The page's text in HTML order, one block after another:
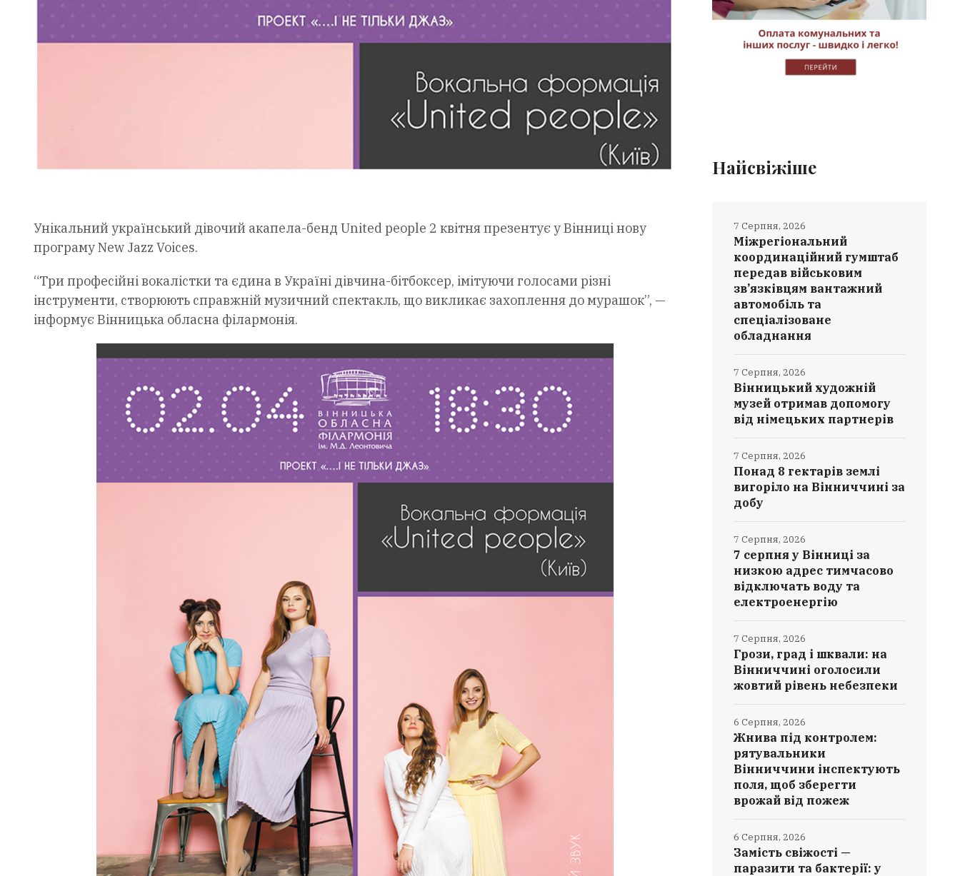
Унікальний український дівочий акапела-бенд United people 2 квітня презентує у Вінниці нову
програму New Jazz Voices.
“Три професійні вокалістки та єдина в Україні дівчина-бітбоксер, імітуючи голосами різні
інструменти, створюють справжній музичний спектакль, що викликає захоплення до мурашок”, —
інформує Вінницька обласна філармонія.
Найсвіжіше
Міжрегіональний
координаційний гумштаб
передав військовим
зв’язківцям вантажний
автомобіль та
спеціалізоване
обладнання
7 Серпня, 2026
Вінницький художній
музей отримав допомогу
від німецьких партнерів
7 Серпня, 2026
Понад 8 гектарів землі
вигоріло на Вінниччині за
добу
7 Серпня, 2026
7 серпня у Вінниці за
низкою адрес тимчасово
відключать воду та
електроенергію
7 Серпня, 2026
Грози, град і шквали: на
Вінниччині оголосили
жовтий рівень небезпеки
7 Серпня, 2026
Жнива під контролем:
рятувальники
Вінниччини інспектують
поля, щоб зберегти
врожай від пожеж
6 Серпня, 2026
Замість свіжості —
паразити та бактерії: у
6 Серпня, 2026